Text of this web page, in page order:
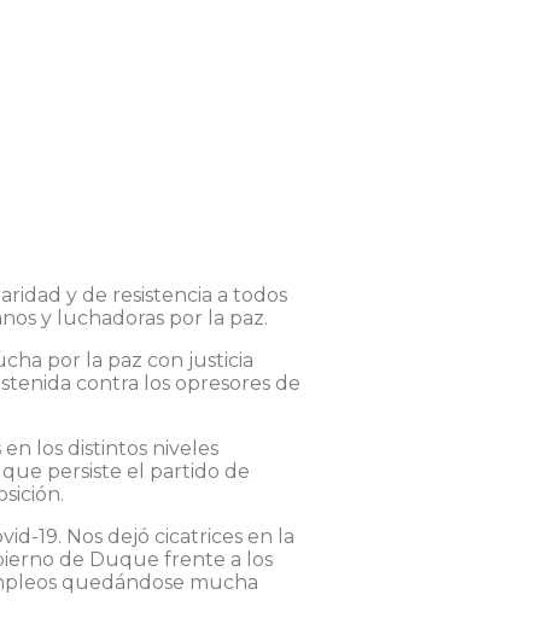
y de resistencia a todos
y luchadoras por la paz.
por la paz con justicia
contra los opresores de
los distintos niveles
persiste el partido de
19. Nos dejó cicatrices en la
de Duque frente a los
quedándose mucha